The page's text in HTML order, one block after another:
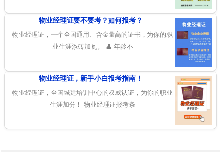
物业经理证要不要考？如何报考？
物业经理证，一个全国通用、含金量高的证书，为你的职
业生涯添砖加瓦。 👤 年龄不
物业经理证，新手小白报考指南！
物业经理证，全国城建培训中心的权威认证，为你的职业
生涯加分！ 物业经理证报考条